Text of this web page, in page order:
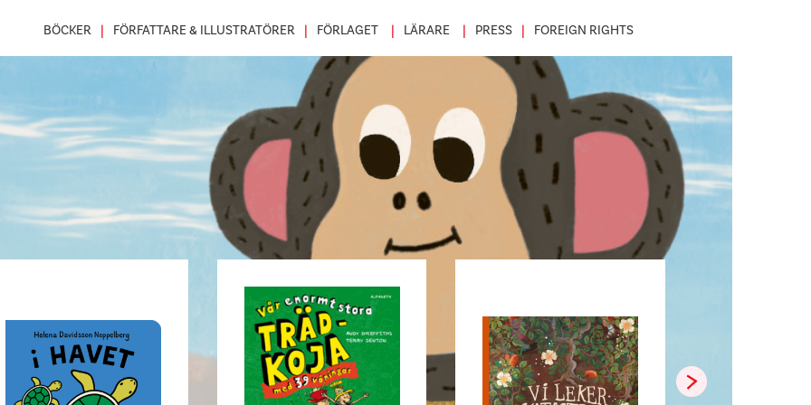
BÖCKER FÖRFATTARE & ILLUSTRATÖRER FÖRLAGET LÄRARE PRESS FOREIGN RIGHTS